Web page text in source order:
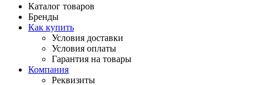
Каталог товаров
Бренды
Как купить
Условия доставки
Условия оплаты
Гарантия на товары
Компания
Реквизиты